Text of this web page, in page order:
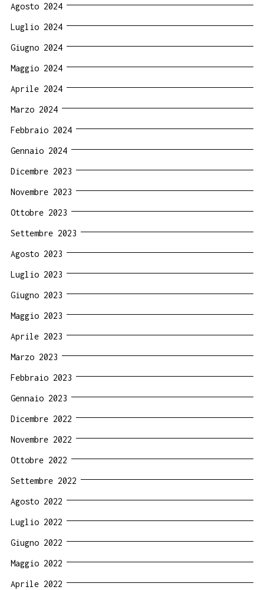
Agosto 2024
Luglio 2024
Giugno 2024
Maggio 2024
Aprile 2024
Marzo 2024
Febbraio 2024
Gennaio 2024
Dicembre 2023
Novembre 2023
Ottobre 2023
Settembre 2023
Agosto 2023
Luglio 2023
Giugno 2023
Maggio 2023
Aprile 2023
Marzo 2023
Febbraio 2023
Gennaio 2023
Dicembre 2022
Novembre 2022
Ottobre 2022
Settembre 2022
Agosto 2022
Luglio 2022
Giugno 2022
Maggio 2022
Aprile 2022